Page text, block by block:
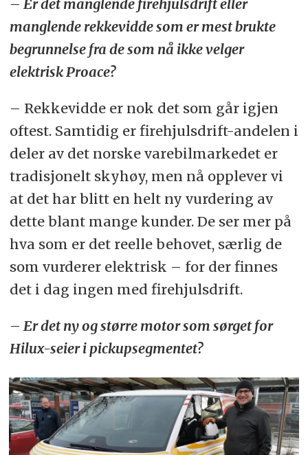
– Er det manglende firehjulsdrift eller
manglende rekkevidde som er mest brukte
begrunnelse fra de som nå ikke velger
elektrisk Proace?
– Rekkevidde er nok det som går igjen
oftest. Samtidig er firehjulsdrift-andelen i
deler av det norske varebilmarkedet er
tradisjonelt skyhøy, men nå opplever vi
at det har blitt en helt ny vurdering av
dette blant mange kunder. De ser mer på
hva som er det reelle behovet, særlig de
som vurderer elektrisk – for der finnes
det i dag ingen med firehjulsdrift.
– Er det ny og større motor som sørget for
Hilux-seier i pickupsegmentet?